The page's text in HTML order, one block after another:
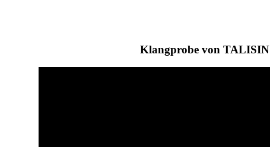
Klangprobe von TALISIN